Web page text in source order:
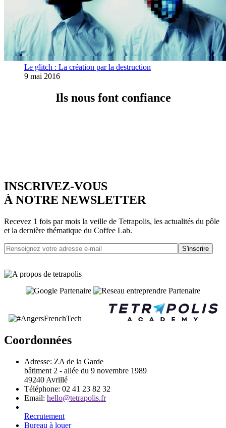
Le glitch : La création par la destruction
9 mai 2016
Ils nous font confiance
INSCRIVEZ-VOUS
À NOTRE NEWSLETTER
Recevez 1 fois par mois la veille de Tetrapolis, les actualités du pôle
et la dernière thématique du Coffee Lab.
S'inscrire
Coordonnées
Adresse: ZA de la Garde
bâtiment 2 - allée du 9 novembre 1989
49240 Avrillé
Téléphone: 02 41 23 82 32
Email: hello@tetrapolis.fr
Recrutement
Bureau à louer